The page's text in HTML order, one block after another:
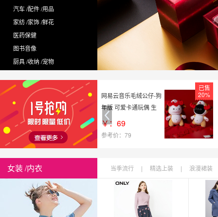
汽车 /配件 /用品
家纺 /家饰 /鲜花
医药保健
图书音像
厨具 /收纳 /宠物
套装全套盒组
美妆工具新手
化妆品正品女
158
已售
20%
网易云音乐毛绒公仔-狗
年版 可爱卡通玩偶 生
日礼物送女友
￥：69
参考价：79
已售
20%
女装 /内衣 当季流行 | 精选上装 | 浪漫裙装